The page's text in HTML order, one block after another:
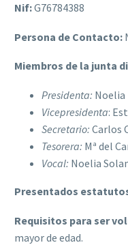
Nif:G76784388
Persona de Contacto:
Miembros de la junta
Presidenta: Noelia
Vicepresidenta:
Secretario: Carlos
Tesorera: Mª del
Vocal: Noelia
Presentados
Requisitos para ser
mayor de edad.